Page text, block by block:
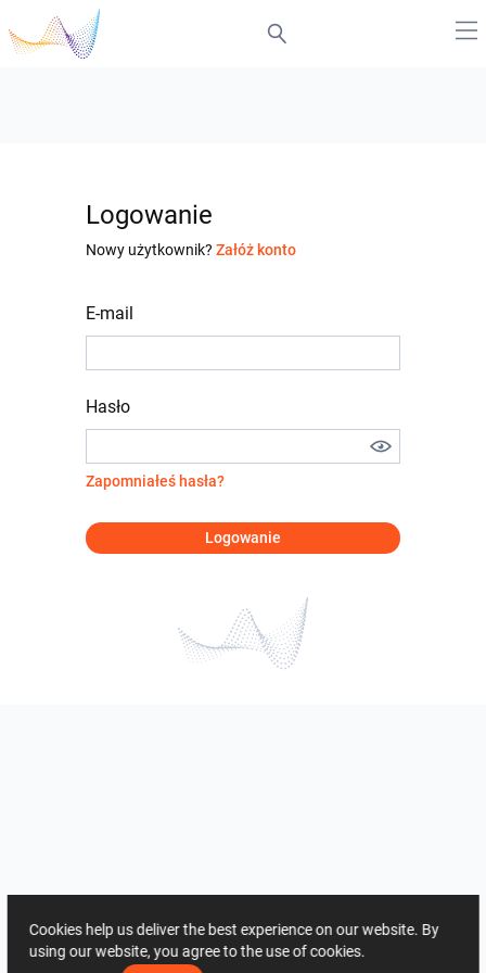
Logowanie
Nowy użytkownik? Załóż konto
E-mail
Hasło
Zapomniałeś hasła?
Logowanie
Cookies help us deliver the best experience on our website. By
using our website, you agree to the use of cookies.